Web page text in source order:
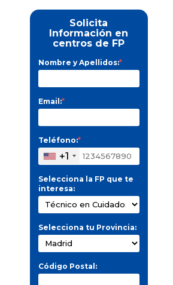
Solicita
Información en
centros de FP
Nombre y Apellidos:*
Email:*
Teléfono:*
+1
Selecciona la FP que te
interesa:
Selecciona tu Provincia:
Código Postal: